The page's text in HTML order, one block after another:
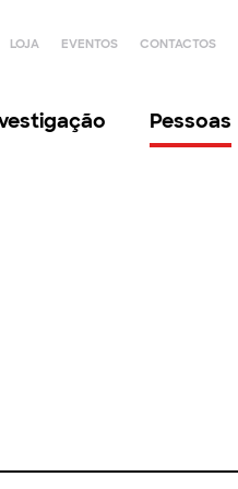
LOJA EVENTOS CONTACTOS
Pessoas